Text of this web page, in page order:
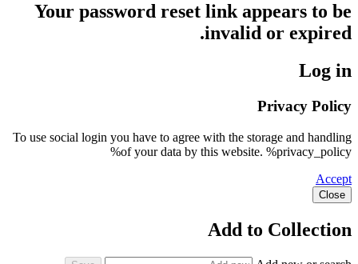
Your password reset link appears to be
invalid or expired.
Log in
Privacy Policy
To use social login you have to agree with the storage and handling
of your data by this website. %privacy_policy%
Accept
Close
Add to Collection